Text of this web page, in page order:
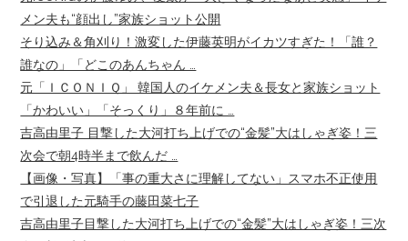
メン夫も“顔出し”家族ショット公開
そり込み＆角刈り！激変した伊藤英明がイカツすぎた！「誰？
誰なの」「どこのあんちゃん …
元「ＩＣＯＮＩＱ」 韓国人のイケメン夫＆長女と家族ショット
「かわいい」「そっくり」８年前に …
吉高由里子 目撃した大河打ち上げでの“金髪”大はしゃぎ姿！三
次会で朝4時半まで飲んだ …
【画像・写真】「事の重大さに理解してない」スマホ不正使用
で引退した元騎手の藤田菜七子
吉高由里子目撃した大河打ち上げでの“金髪”大はしゃぎ姿！三次